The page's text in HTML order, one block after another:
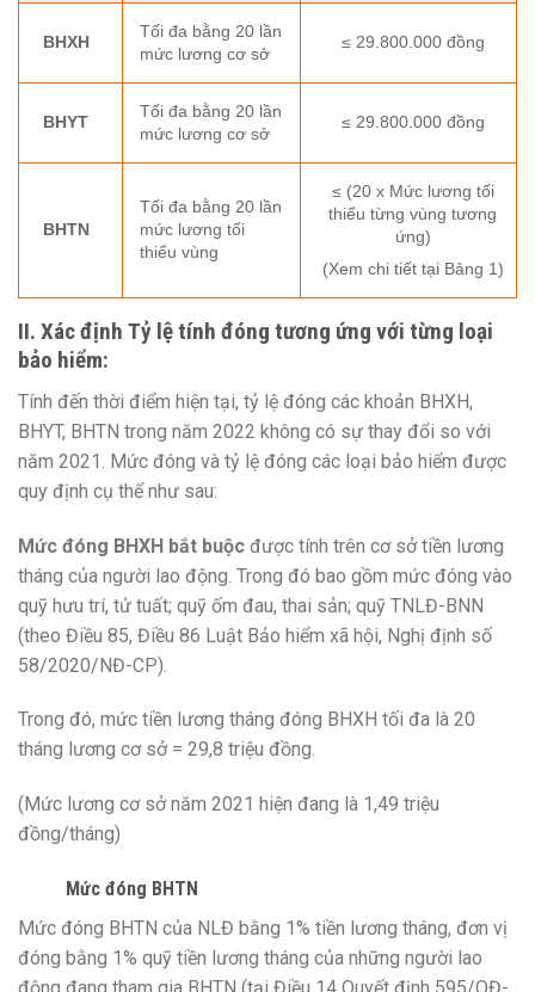
BHXH
Tối đa bằng 20 lần
mức lương cơ sở
≤ 29.800.000 đồng
BHYT
Tối đa bằng 20 lần
mức lương cơ sở
≤ 29.800.000 đồng
BHTN
Tối đa bằng 20 lần
mức lương tối
thiểu vùng
≤ (20 x Mức lương tối
thiểu từng vùng tương
ứng)
(Xem chi tiết tại Bảng 1)
II. Xác định Tỷ lệ tính đóng tương ứng với từng loại
bảo hiểm:
Tính đến thời điểm hiện tại, tỷ lệ đóng các khoản BHXH,
BHYT, BHTN trong năm 2022 không có sự thay đổi so với
năm 2021. Mức đóng và tỷ lệ đóng các loại bảo hiểm được
quy định cụ thể như sau:
Mức đóng BHXH bắt buộc được tính trên cơ sở tiền lương
tháng của người lao động. Trong đó bao gồm mức đóng vào
quỹ hưu trí, tử tuất; quỹ ốm đau, thai sản; quỹ TNLĐ-BNN
(theo Điều 85, Điều 86 Luật Bảo hiểm xã hội, Nghị định số
58/2020/NĐ-CP).
Trong đó, mức tiền lương tháng đóng BHXH tối đa là 20
tháng lương cơ sở = 29,8 triệu đồng.
(Mức lương cơ sở năm 2021 hiện đang là 1,49 triệu
đồng/tháng)
Mức đóng BHTN
Mức đóng BHTN của NLĐ bằng 1% tiền lương tháng, đơn vị
đóng bằng 1% quỹ tiền lương tháng của những người lao